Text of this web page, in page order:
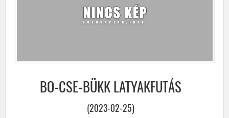
BO-CSE-BÜKK LATYAKFUTÁS
(2023-02-25)